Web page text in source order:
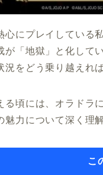
心にプレイしている
が「地獄」と化して
況をどう乗り越えれ
る頃には、オラドラ
魅力について深く理
こ